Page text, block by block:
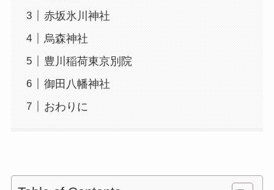
赤坂氷川神社
烏森神社
豊川稲荷東京別院
御田八幡神社
おわりに